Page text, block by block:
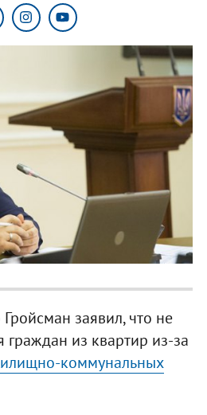
заявил, что не
граждан из квартир из-за
коммунальных